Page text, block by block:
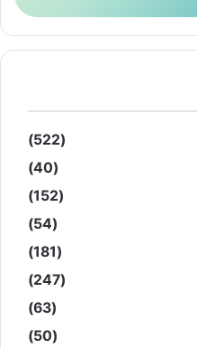
(522)
(40)
(152)
(54)
(181)
(247)
(63)
(50)